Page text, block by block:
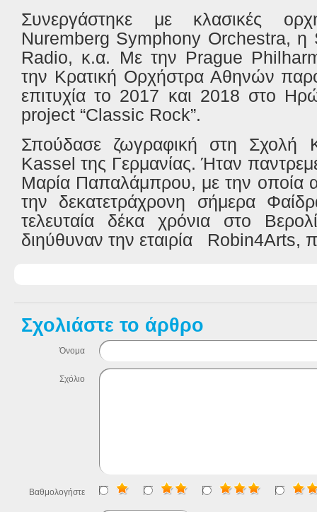
Συνεργάστηκε
με κλασικές
Nuremberg Symphony Orchestra, η
Radio, κ.α. Με την Prague
την Κρατική Ορχήστρα Αθηνών
επιτυχία το 2017 και 2018 στο
project “Classic Rock”.
Σπούδασε ζωγραφική στη Σχολή
Kassel της Γερμανίας. Ήταν
Μαρία Παπαλάμπρου, με την οποία
την δεκατετράχρονη σήμερα
τελευταία δέκα χρόνια στο
διηύθυναν την εταιρία
Robin4Arts,
Σχολιάστε το άρθρο
Όνομα
Σχόλιο
Βαθμολογήστε